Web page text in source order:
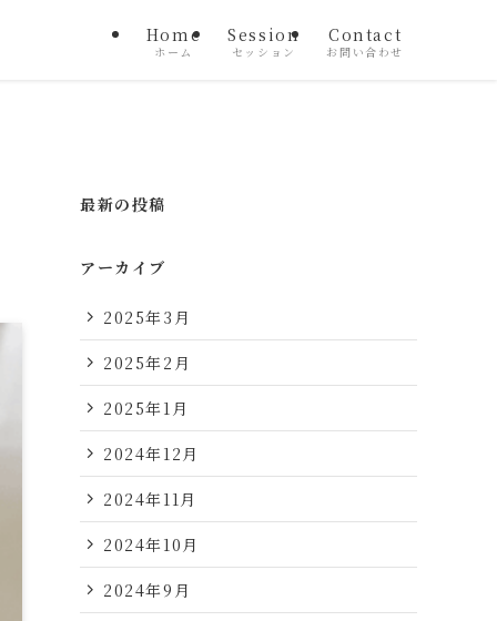
Home
ホーム
Session
セッション
Contact
お問い合わせ
最新の投稿
アーカイブ
2025年3月
2025年2月
2025年1月
2024年12月
2024年11月
2024年10月
2024年9月